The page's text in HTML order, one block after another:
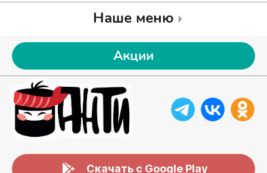
Наше меню
Акции
Скачать с Google Play